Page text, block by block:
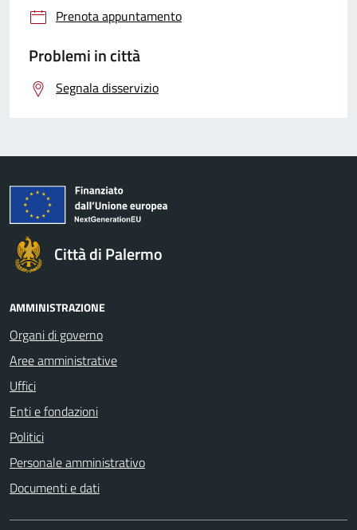
Prenota appuntamento
Problemi in città
Segnala disservizio
Città di Palermo
AMMINISTRAZIONE
Organi di governo
Aree amministrative
Uffici
Enti e fondazioni
Politici
Personale amministrativo
Documenti e dati